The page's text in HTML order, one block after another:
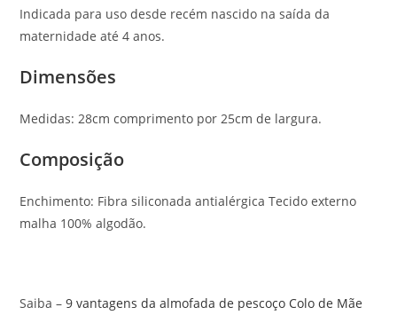
Indicada para uso desde recém nascido na saída da
maternidade até 4 anos.
Dimensões
Medidas: 28cm comprimento por 25cm de largura.
Composição
Enchimento: Fibra siliconada antialérgica Tecido externo
malha 100% algodão.
Saiba –9 vantagens da almofada de pescoço Colo de Mãe